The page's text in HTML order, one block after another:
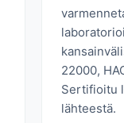
22000,
Sertifioitu
lähteestä.